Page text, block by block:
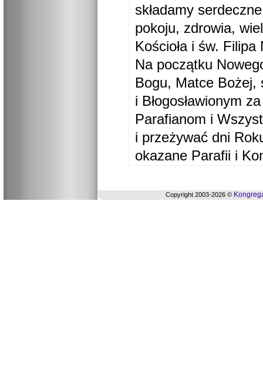
składamy
pokoju, zdrowia,
Kościoła i św. Filipa
Na początku
Bogu, Matce Bożej,
i Błogosławionym
Parafianom i
i przeżywać dni
okazane Parafii i
Copyright 2003-2026 ©